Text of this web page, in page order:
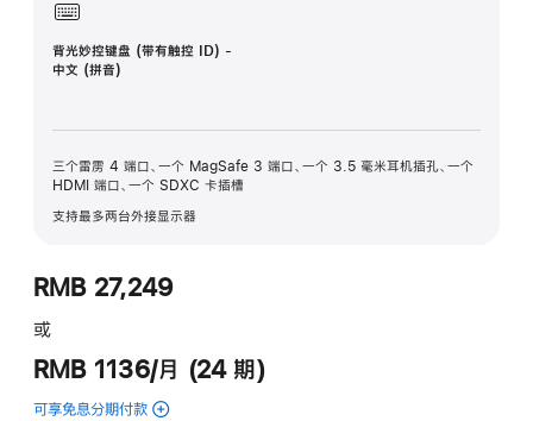
背光妙控键盘 (带有触控 ID) -
中文 (拼音)
三个雷雳 4 端口、一个 MagSafe 3 端口、一个 3.5 毫米耳机插孔、一个
HDMI 端口、一个 SDXC 卡插槽
支持最多两台外接显示器
RMB 27,249
或
RMB 1136/月 (24 期)
可享免息分期付款 (14